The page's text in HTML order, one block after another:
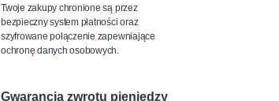
Twoje zakupy chronione są przez
bezpieczny system płatności oraz
szyfrowane połączenie zapewniające
ochronę danych osobowych.
Gwarancja zwrotu pieniędzy